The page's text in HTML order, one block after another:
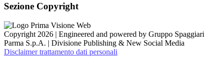
Sezione Copyright
Copyright 2026 | Engineered and powered by Gruppo Spaggiari
Parma S.p.A. | Divisione Publishing & New Social Media
Disclaimer trattamento dati personali